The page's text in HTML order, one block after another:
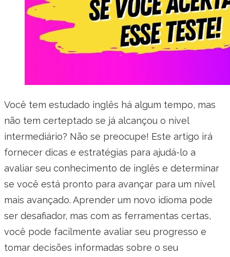
Você tem estudado inglês há algum tempo, mas
não tem certeptado se já alcançou o nível
intermediário? Não se preocupe! Este artigo irá
fornecer dicas e estratégias para ajudá-lo a
avaliar seu conhecimento de inglês e determinar
se você está pronto para avançar para um nível
mais avançado. Aprender um novo idioma pode
ser desafiador, mas com as ferramentas certas,
você pode facilmente avaliar seu progresso e
tomar decisões informadas sobre o seu